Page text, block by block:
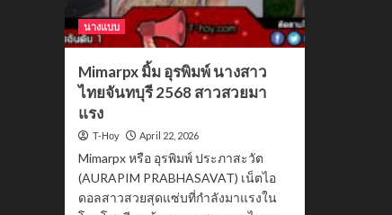
นางแบบ
Mimarpx มิ้ม อุรพิมพ์ นางสาว
ไทยจันทบุรี 2568 สาวสวยมา
แรง
T-Hoy April 22, 2026
Mimarpx หรือ อุรพิมพ์ ประภาสะวัต
(AURAPIM PRABHASAVAT) เน็ตไอ
ดอลสาวสวยสุดแซ่บที่กำลังมาแรงใน